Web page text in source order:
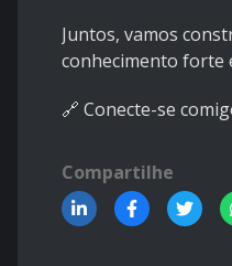
Juntos, vamos
conhecimento forte
🔗 Conecte-se
Compartilhe